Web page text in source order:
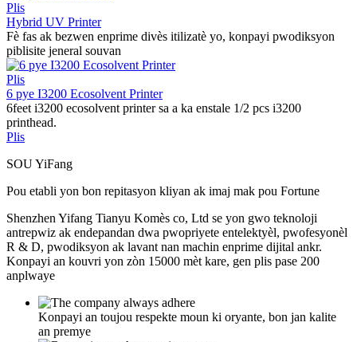
Plis
Hybrid UV Printer
Fè fas ak bezwen enprime divès itilizatè yo, konpayi pwodiksyon
piblisite jeneral souvan
Plis
6 pye I3200 Ecosolvent Printer
6feet i3200 ecosolvent printer sa a ka enstale 1/2 pcs i3200
printhead.
Plis
SOU YiFang
Pou etabli yon bon repitasyon kliyan ak imaj mak pou Fortune
Shenzhen Yifang Tianyu Komès co, Ltd se yon gwo teknoloji
antrepwiz ak endepandan dwa pwopriyete entelektyèl, pwofesyonèl
R & D, pwodiksyon ak lavant nan machin enprime dijital ankr.
Konpayi an kouvri yon zòn 15000 mèt kare, gen plis pase 200
anplwaye
Konpayi an toujou respekte moun ki oryante, bon jan kalite
an premye